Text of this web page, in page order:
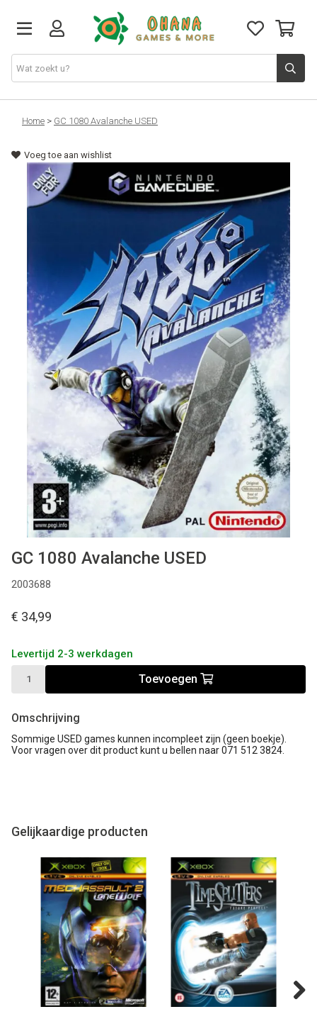
TCG
Merch
Funko
Nintendo
Xbox
Used
Accessoires
Cadeaubon
Inkoop
Home > GC 1080 Avalanche USED
Voeg toe aan wishlist
GC 1080 Avalanche USED
2003688
€ 34,99
Levertijd 2-3 werkdagen
Toevoegen
Omschrijving
Sommige USED games kunnen incompleet zijn (geen boekje).
Voor vragen over dit product kunt u bellen naar 071 512 3824.
Gelijkaardige producten